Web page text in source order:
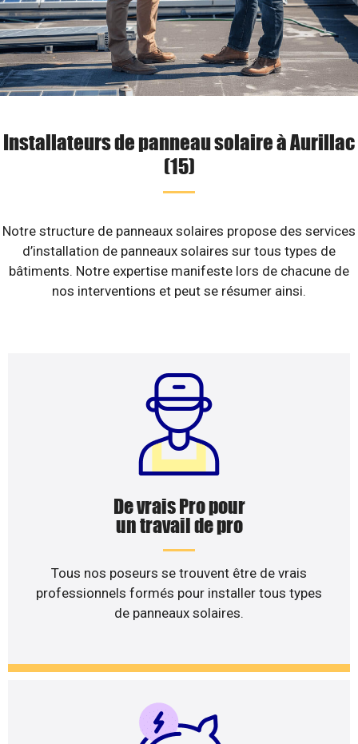
Installateurs de panneau solaire à Aurillac
(15)
Notre structure de panneaux solaires propose des services
d’installation de panneaux solaires sur tous types de
bâtiments. Notre expertise manifeste lors de chacune de
nos interventions et peut se résumer ainsi.
De vrais Pro pour
un travail de pro
Tous nos poseurs se trouvent être de vrais
professionnels formés pour installer tous types
de panneaux solaires.